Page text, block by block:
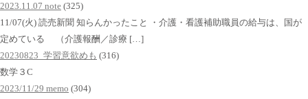
2023.11.07 note (325)
11/07(火) 読売新聞 知らんかったこと ・介護・看護補助職員の給与は、国が
定めている （介護報酬／診療 […]
20230823_学習意欲めも (316)
数学３C
2023/11/29 memo (304)